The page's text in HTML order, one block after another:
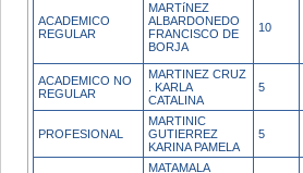
ACADEMICO
REGULAR
MARTíNEZ
ALBARDONEDO
FRANCISCO DE
BORJA
10
ACADEMICO NO
REGULAR
MARTINEZ CRUZ
. KARLA
CATALINA
5
PROFESIONAL
MARTINIC
GUTIERREZ
KARINA PAMELA
5
MATAMALA